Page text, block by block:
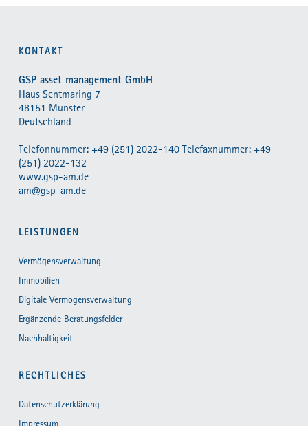
KONTAKT
GSP asset management GmbH
Haus Sentmaring 7
48151 Münster
Deutschland
Telefonnummer: +49 (251) 2022-140 Telefaxnummer: +49
(251) 2022-132
www.gsp-am.de
am@gsp-am.de
LEISTUNGEN
Vermögensverwaltung
Immobilien
Digitale Vermögensverwaltung
Ergänzende Beratungsfelder
Nachhaltigkeit
RECHTLICHES
Datenschutzerklärung
Impressum